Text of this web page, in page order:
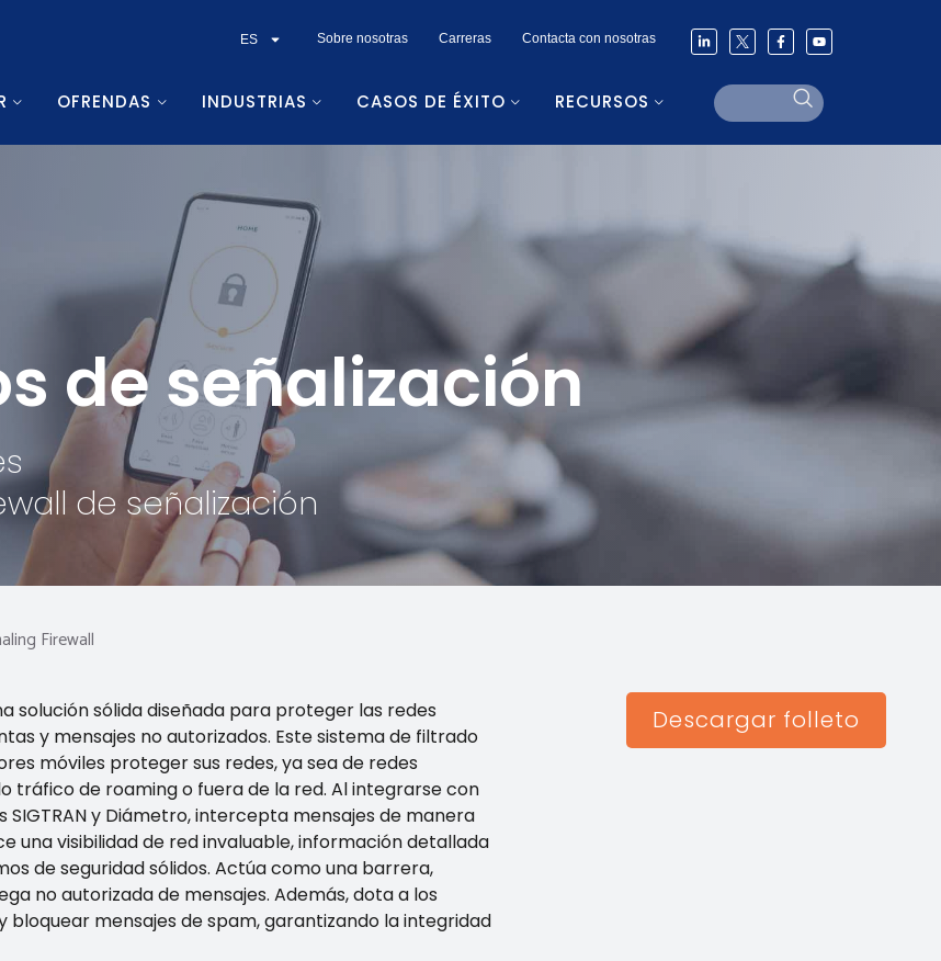
ES Sobre nosotras Carreras Contacta con nosotras
OFRENDAS INDUSTRIAS CASOS DE ÉXITO RECURSOS
de señalización
de señalización
Firewall
solución sólida diseñada para proteger las redes
y mensajes no autorizados. Este sistema de filtrado
móviles proteger sus redes, ya sea de redes
tráfico de roaming o fuera de la red. Al integrarse con
y Diámetro, intercepta mensajes de manera
una visibilidad de red invaluable, información detallada
de seguridad sólidos. Actúa como una barrera,
no autorizada de mensajes. Además, dota a los
mensajes de spam, garantizando la integridad
Descargar folleto